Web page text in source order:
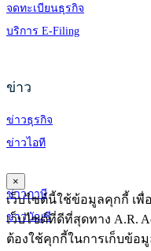
จดทะเบียนธุรกิจ
บริการ E-Filing
ข่าว
ข่าวธุรกิจ
ข่าวไอที
ข่าวภาษี
ข่าวบัญชี
×
เว็บไซต์นี้ใช้ข้อมูลคุกกี้ เ
เว็บไซต์ที่ดีที่สุดทาง A.R.
ต้องใช้คุกกี้ในการเก็บข้อ